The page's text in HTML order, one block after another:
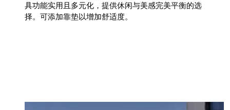
具功能实用且多元化，提供休闲与美感完美平衡的选
择。可添加靠垫以增加舒适度。